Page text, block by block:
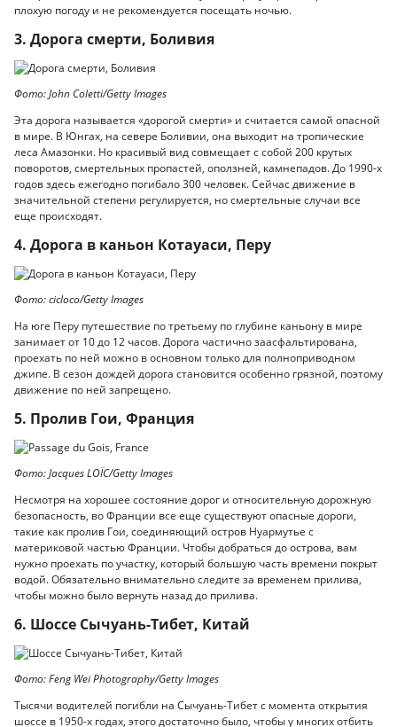
плохую погоду и не рекомендуется посещать ночью.
3. Дорога смерти, Боливия
Фото: John Coletti/Getty Images
Эта дорога называется «дорогой смерти» и считается самой опасной
в мире. В Юнгах, на севере Боливии, она выходит на тропические
леса Амазонки. Но красивый вид совмещает с собой 200 крутых
поворотов, смертельных пропастей, оползней, камнепадов. До 1990-х
годов здесь ежегодно погибало 300 человек. Сейчас движение в
значительной степени регулируется, но смертельные случаи все
еще происходят.
4. Дорога в каньон Котауаси, Перу
Фото: cicloco/Getty Images
На юге Перу путешествие по третьему по глубине каньону в мире
занимает от 10 до 12 часов. Дорога частично заасфальтирована,
проехать по ней можно в основном только для полноприводном
джипе. В сезон дождей дорога становится особенно грязной, поэтому
движение по ней запрещено.
5. Пролив Гои, Франция
Фото: Jacques LOÏC/Getty Images
Несмотря на хорошее состояние дорог и относительную дорожную
безопасность, во Франции все еще существуют опасные дороги,
такие как пролив Гои, соединяющий остров Нуармутье с
материковой частью Франции. Чтобы добраться до острова, вам
нужно проехать по участку, который большую часть времени покрыт
водой. Обязательно внимательно следите за временем прилива,
чтобы можно было вернуть назад до прилива.
6. Шоссе Сычуань-Тибет, Китай
Фото: Feng Wei Photography/Getty Images
Тысячи водителей погибли на Сычуань-Тибет с момента открытия
шоссе в 1950-х годах, этого достаточно было, чтобы у многих отбить